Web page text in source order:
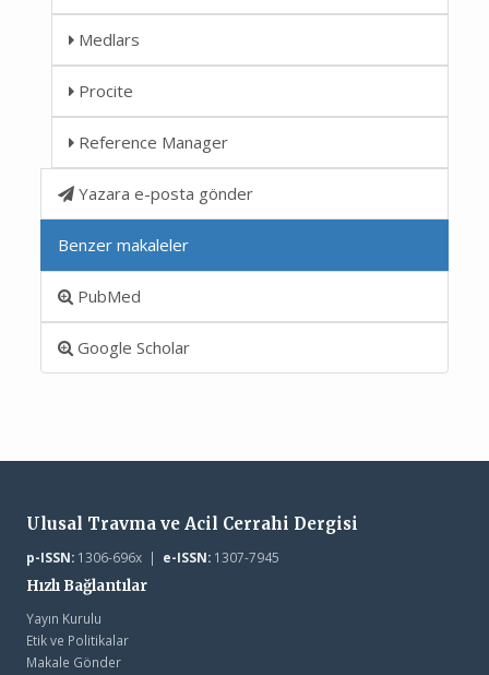
Medlars
Procite
Reference Manager
Yazara e-posta gönder
Benzer makaleler
PubMed
Google Scholar
Ulusal Travma ve Acil Cerrahi Dergisi
p-ISSN:1306-696x | e-ISSN:1307-7945
Hızlı Bağlantılar
Yayın Kurulu
Etik ve Politikalar
Makale Gönder